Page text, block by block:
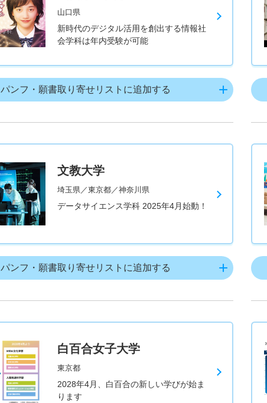
山口県
新時代のデジタル活用を創出する情報社
会学科は年内受験が可能
パンフ・願書取り寄せリストに追加する
文教大学
埼玉県／東京都／神奈川県
データサイエンス学科 2025年4月始動！
パンフ・願書取り寄せリストに追加する
白百合女子大学
東京都
2028年4月、白百合の新しい学びが始ま
ります